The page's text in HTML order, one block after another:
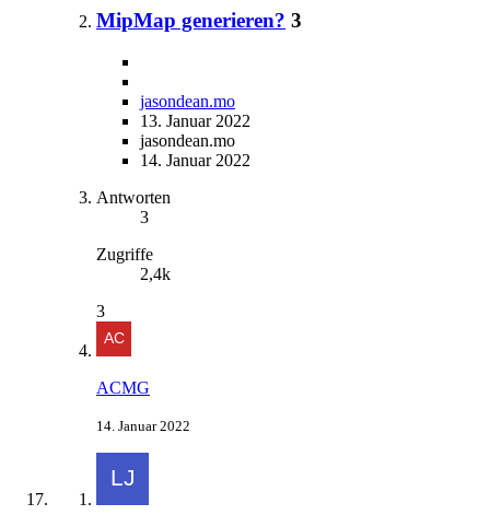
MipMap generieren? 3
jasondean.mo
13. Januar 2022
jasondean.mo
14. Januar 2022
Antworten
3
Zugriffe
2,4k
3
ACMG
14. Januar 2022